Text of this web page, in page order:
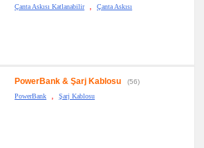
Çanta Askısı Katlanabilir
, Çanta Askısı
PowerBank & Şarj Kablosu
(56)
PowerBank
, Şarj Kablosu